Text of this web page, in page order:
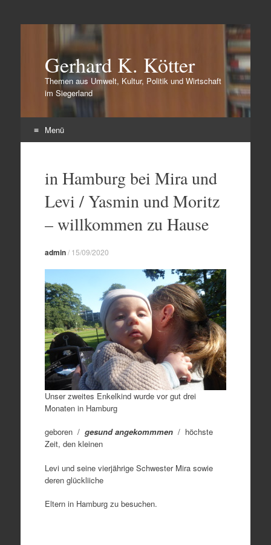
Gerhard K. Kötter
Themen aus Umwelt, Kultur, Politik und Wirtschaft
im Siegerland
Menü
springenin Hamburg bei Mira und
Levi / Yasmin und Moritz
– willkommen zu Hause
admin/ 15/09/2020
Unser zweites Enkelkind wurde vor gut drei
Monaten in Hamburg
geboren / gesund angekommmen/ höchste
Zeit, den kleinen
Levi und seine vierjährige Schwester Mira sowie
deren glückliiche
Eltern in Hamburg zu besuchen.